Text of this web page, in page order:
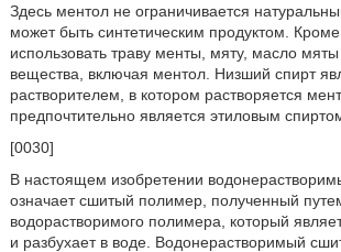
Здесь ментол не ограничивается
может быть синтетическим продуктом.
использовать траву менты, мяту, масло
вещества, включая ментол. Низший спирт
растворителем, в котором растворяется
предпочтительно является этиловым
[0030]
В настоящем изобретении
означает сшитый полимер, полученный
водорастворимого полимера, который
и разбухает в воде. Водонерастворимый